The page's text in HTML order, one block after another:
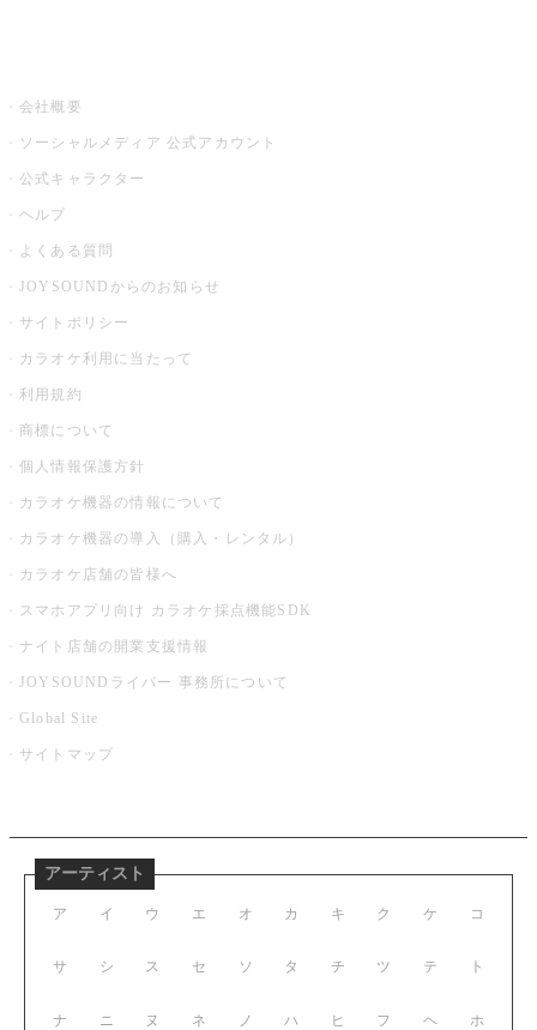
会社概要
ソーシャルメディア 公式アカウント
公式キャラクター
ヘルプ
よくある質問
JOYSOUNDからのお知らせ
サイトポリシー
カラオケ利用に当たって
利用規約
商標について
個人情報保護方針
カラオケ機器の情報について
カラオケ機器の導入（購入・レンタル）
カラオケ店舗の皆様へ
スマホアプリ向け カラオケ採点機能SDK
ナイト店舗の開業支援情報
JOYSOUNDライバー 事務所について
Global Site
サイトマップ
アーティスト
ア イ ウ エ オ
サ シ ス セ ソ
ナ ニ ヌ ネ ノ
カ キ ク ケ コ
タ チ ツ テ ト
ハ ヒ フ ヘ ホ